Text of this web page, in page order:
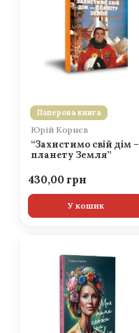
Паперова книга
Юрій Корнєв
“Захистимо свій дім –
планету Земля”
430,00
У кошик